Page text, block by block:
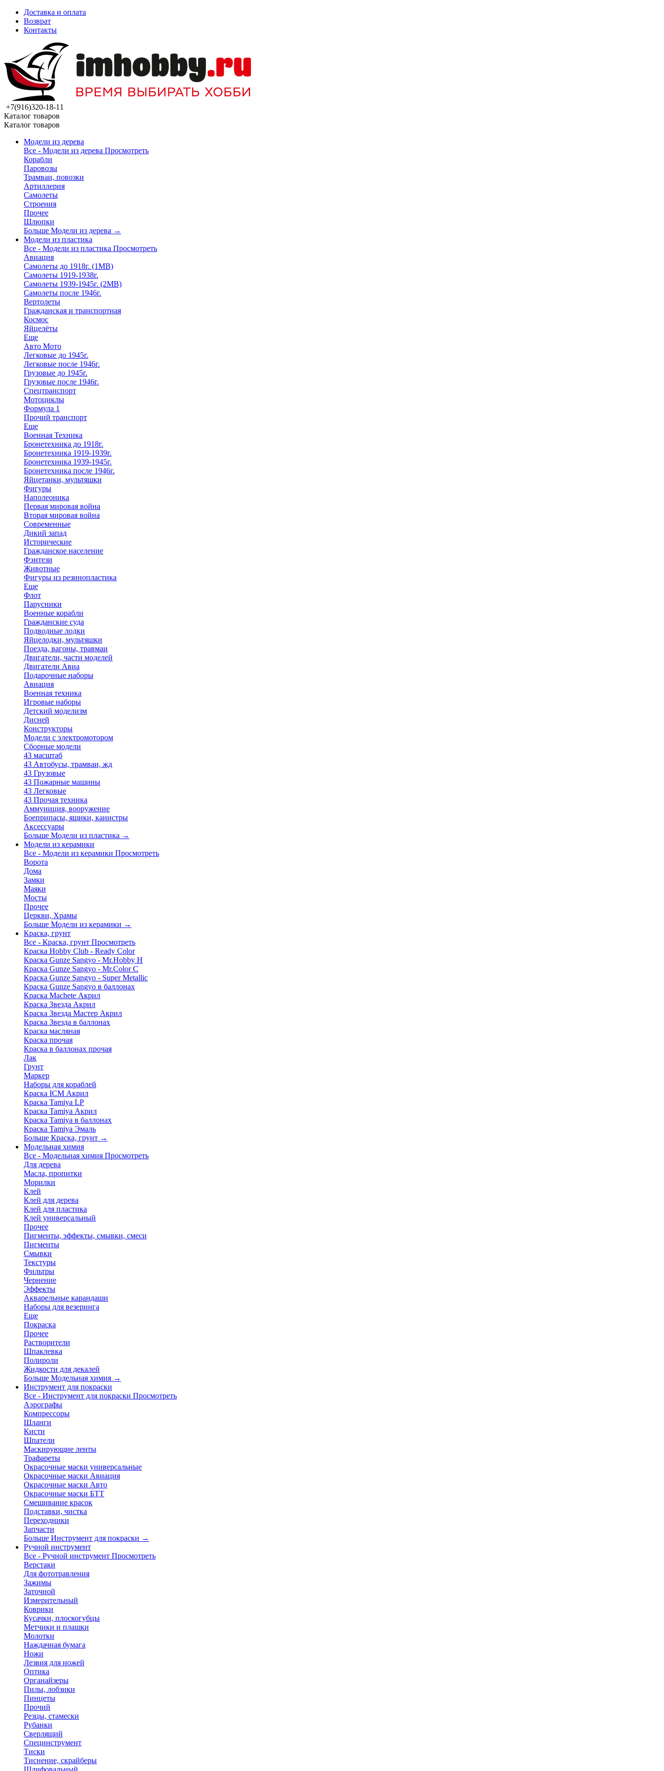
Доставка и оплата
Возврат
Контакты
+7(916)320-18-11
Каталог товаров
Каталог товаров
Модели из дерева
Все - Модели из дерева Просмотреть
Корабли
Паровозы
Трамваи, повозки
Артиллерия
Самолеты
Строения
Прочее
Шлюпки
Больше Модели из дерева →
Модели из пластика
Все - Модели из пластика Просмотреть
Авиация
Самолеты до 1918г. (1МВ)
Самолеты 1919-1938г.
Самолеты 1939-1945г. (2МВ)
Самолеты после 1946г.
Вертолеты
Гражданская и транспортная
Космос
Яйцелёты
Еще
Авто Мото
Легковые до 1945г.
Легковые после 1946г.
Грузовые до 1945г.
Грузовые после 1946г.
Спецтранспорт
Мотоциклы
Формула 1
Прочий транспорт
Еще
Военная Техника
Бронетехника до 1918г.
Бронетехника 1919-1939г.
Бронетехника 1939-1945г.
Бронетехника после 1946г.
Яйцетанки, мультяшки
Фигуры
Наполеоника
Первая мировая война
Вторая мировая война
Современные
Дикий запад
Исторические
Гражданское население
Фэнтези
Животные
Фигуры из резинопластика
Еще
Флот
Парусники
Военные корабли
Гражданские суда
Подводные лодки
Яйцелодки, мультяшки
Поезда, вагоны, травмаи
Двигатели, части моделей
Двигатели Авиа
Подарочные наборы
Авиация
Военная техника
Игровые наборы
Детский моделизм
Дисней
Конструкторы
Модели с электромотором
Сборные модели
43 масштаб
43 Автобусы, трамваи, жд
43 Грузовые
43 Пожарные машины
43 Легковые
43 Прочая техника
Аммуниция, вооружение
Боеприпасы, ящики, канистры
Аксессуары
Больше Модели из пластика →
Модели из керамики
Все - Модели из керамики Просмотреть
Ворота
Дома
Замки
Маяки
Мосты
Прочее
Церкви, Храмы
Больше Модели из керамики →
Краска, грунт
Все - Краска, грунт Просмотреть
Краска Hobby Club - Ready Color
Краска Gunze Sangyo - Mr.Hobby H
Краска Gunze Sangyo - Mr.Color C
Краска Gunze Sangyo - Super Metallic
Краска Gunze Sangyo в баллонах
Краска Machete Акрил
Краска Звезда Акрил
Краска Звезда Мастер Акрил
Краска Звезда в баллонах
Краска масляная
Краска прочая
Краска в баллонах прочая
Лак
Грунт
Маркер
Наборы для кораблей
Краска ICM Акрил
Краска Tamiya LP
Краска Tamiya Акрил
Краска Tamiya в баллонах
Краска Tamiya Эмаль
Больше Краска, грунт →
Модельная химия
Все - Модельная химия Просмотреть
Для дерева
Масла, пропитки
Морилки
Клей
Клей для дерева
Клей для пластика
Клей универсальный
Прочее
Пигменты, эффекты, смывки, смеси
Пигменты
Смывки
Текстуры
Фильтры
Чернение
Эффекты
Акварельные карандаши
Наборы для везеринга
Еще
Покраска
Прочее
Растворители
Шпаклевка
Полироли
Жидкости для декалей
Больше Модельная химия →
Инструмент для покраски
Все - Инструмент для покраски Просмотреть
Аэрографы
Компрессоры
Шланги
Кисти
Шпатели
Маскирующие ленты
Трафареты
Окрасочные маски универсальные
Окрасочные маски Авиация
Окрасочные маски Авто
Окрасочные маски БТТ
Смешивание красок
Подставки, чистка
Переходники
Запчасти
Больше Инструмент для покраски →
Ручной инструмент
Все - Ручной инструмент Просмотреть
Верстаки
Для фототравления
Зажимы
Заточной
Измерительный
Коврики
Кусачки, плоскогубцы
Метчики и плашки
Молотки
Наждачная бумага
Ножи
Лезвия для ножей
Оптика
Органайзеры
Пилы, лобзики
Пинцеты
Прочий
Резцы, стамески
Рубанки
Сверлящий
Специнструмент
Тиски
Тиснение, скрайберы
Шлифовальный